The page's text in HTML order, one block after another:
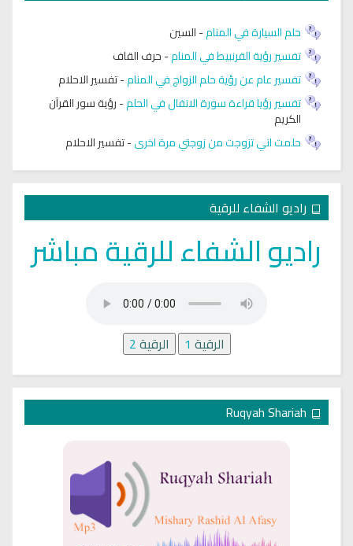
حلم السيارة في المنام-السين
تفسير رؤية القرنبيط في المنام-حرف القاف
تفسير عام عن رؤية حلم الزواج في المنام-تفسير الاحلام
تفسير رؤيا قراءة سورة الانفال في الحلم-رؤية سور القرآن
الكريم
حلمت اني تزوجت من زوجتي مرة اخرى-تفسير الاحلام
راديو الشفاء للرقية
راديو الشفاء للرقية مباشر
الرقية 1 الرقية2